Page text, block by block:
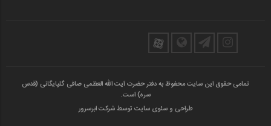
تمامی حقوق این سایت محفوظ به دفتر حضرت آیت الله العظمی صافی گلپایگانی (قدس
سره) است.
طراحی و سئوی سایت توسط شرکت ابرسرور